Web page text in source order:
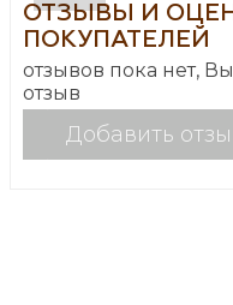
ОТЗЫВЫ И
ПОКУПАТЕЛЕЙ
отзывов пока нет,
отзыв
Добавить